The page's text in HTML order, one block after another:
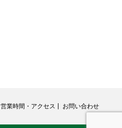
営業時間・アクセス お問い合わせ